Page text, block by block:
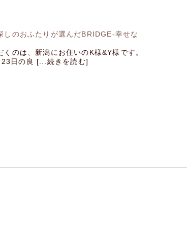
しのおふたりが選んだBRIDGE-幸せな
のは、新潟にお住いのK様&Y様です。
日の良 [...続きを読む]